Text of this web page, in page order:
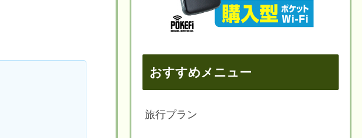
おすすめメニュー
旅行プラン